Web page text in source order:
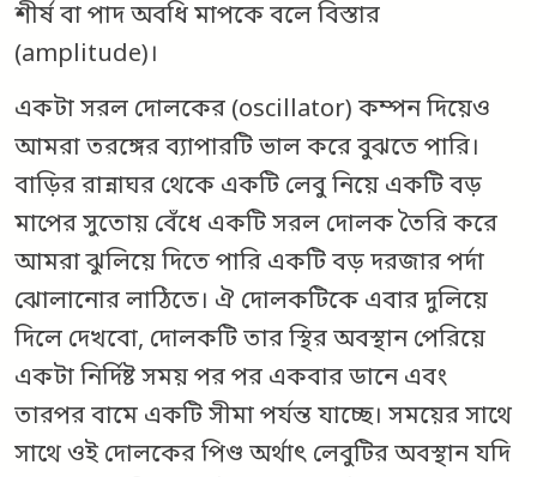
শীর্ষ বা পাদ অবধি মাপকে বলে বিস্তার
(amplitude)।
একটা সরল দোলকের (oscillator) কম্পন দিয়েও
আমরা তরঙ্গের ব্যাপারটি ভাল করে বুঝতে পারি।
বাড়ির রান্নাঘর থেকে একটি লেবু নিয়ে একটি বড়
মাপের সুতোয় বেঁধে একটি সরল দোলক তৈরি করে
আমরা ঝুলিয়ে দিতে পারি একটি বড় দরজার পর্দা
ঝোলানোর লাঠিতে। ঐ দোলকটিকে এবার দুলিয়ে
দিলে দেখবো, দোলকটি তার স্থির অবস্থান পেরিয়ে
একটা নির্দিষ্ট সময় পর পর একবার ডানে এবং
তারপর বামে একটি সীমা পর্যন্ত যাচ্ছে। সময়ের সাথে
সাথে ওই দোলকের পিণ্ড অর্থাৎ লেবুটির অবস্থান যদি